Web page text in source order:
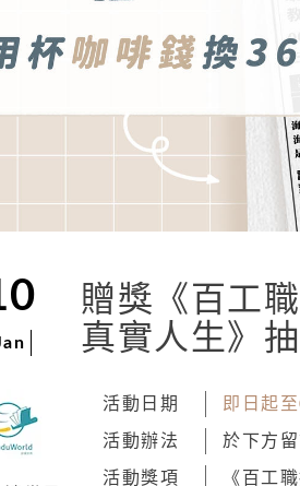
贈獎《百工
真實人生》
活動日期 即日起
活動辦法 於下方
活動獎項
《百工